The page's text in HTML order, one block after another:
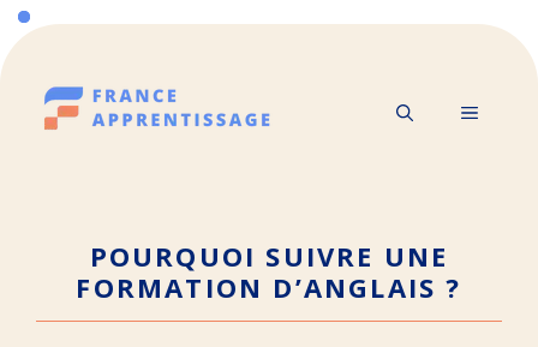
Aller
au
contenu
MENU
POURQUOI SUIVRE UNE
FORMATION D’ANGLAIS ?